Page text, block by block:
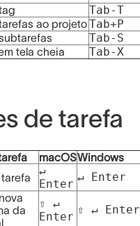
Tab-T
ao projetoTab+P
Tab-S
tela cheia Tab-X
de tarefa
macOSWindows
↵
Enter
↵ Enter
da
⇧
↵
Enter
⇧ ↵ Enter